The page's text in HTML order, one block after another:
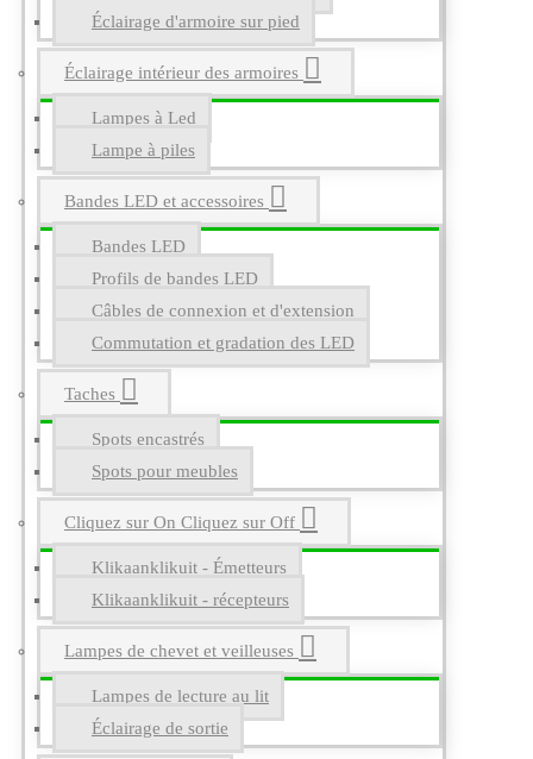
Éclairage d'armoire sur pied
Éclairage intérieur des armoires
Lampes à Led
Lampe à piles
Bandes LED et accessoires
Bandes LED
Profils de bandes LED
Câbles de connexion et d'extension
Commutation et gradation des LED
Taches
Spots encastrés
Spots pour meubles
Cliquez sur On Cliquez sur Off
Klikaanklikuit - Émetteurs
Klikaanklikuit - récepteurs
Lampes de chevet et veilleuses
Lampes de lecture au lit
Éclairage de sortie